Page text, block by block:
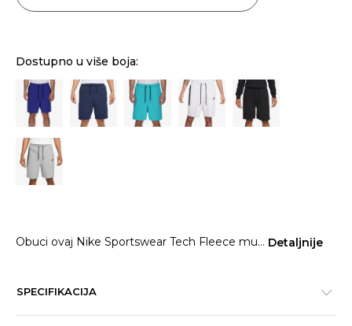
Dostupno u više boja:
Obuci ovaj Nike Sportswear Tech Fleece mu... Detaljnije
SPECIFIKACIJA